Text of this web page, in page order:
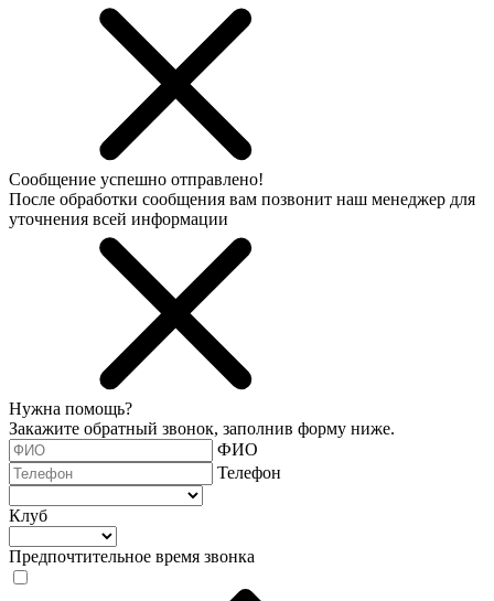
Сообщение успешно отправлено!
После обработки сообщения вам позвонит наш менеджер для
уточнения всей информации
Нужна помощь?
Закажите обратный звонок, заполнив форму ниже.
ФИО
Телефон
Клуб
Предпочтительное время звонка